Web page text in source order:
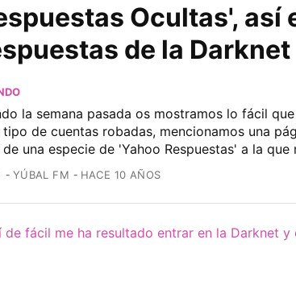
Ocultas', así
de la Darknet
la semana pasada os mostramos lo fácil
de cuentas robadas, mencionamos una
una especie de 'Yahoo Respuestas' a la que
COMENTARIOS
YÚBAL FM HACE 10 AÑOS